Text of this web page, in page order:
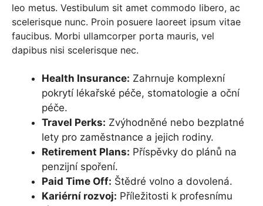
leo metus. Vestibulum sit amet commodo libero, ac
scelerisque nunc. Proin posuere laoreet ipsum vitae
faucibus. Morbi ullamcorper porta mauris, vel
dapibus nisi scelerisque nec.
Health Insurance: Zahrnuje komplexní
pokrytí lékařské péče, stomatologie a oční
péče.
Travel Perks: Zvýhodněné nebo bezplatné
lety pro zaměstnance a jejich rodiny.
Retirement Plans: Příspěvky do plánů na
penzijní spoření.
Paid Time Off: Štědré volno a dovolená.
Kariérní rozvoj: Příležitosti k profesnímu